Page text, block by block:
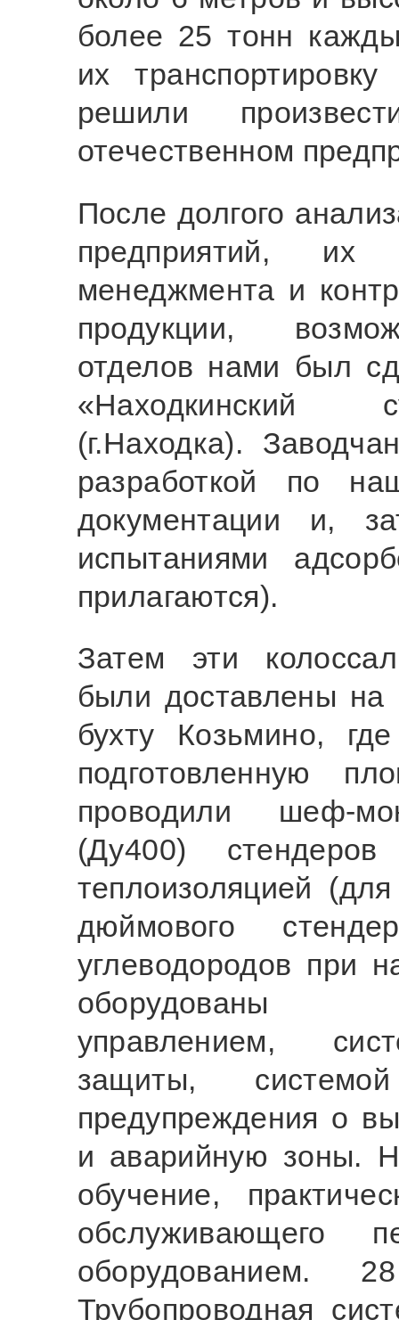
более 25 тонн
их
решили
отечественном
После долгого
предприятий, их
менеджмента и
продукции,
отделов нами был
«Находкинский
(г.Находка).
разработкой по
документации и,
испытаниями
прилагаются).
Затем эти
были доставлены на
бухту Козьмино,
подготовленную
проводили шеф-
(Ду400)
теплоизоляцией
дюймового
углеводородов при
оборудованы
управлением,
защиты,
предупреждения о
и аварийную зоны.
обучение,
обслуживающего
оборудованием.
Трубопроводная